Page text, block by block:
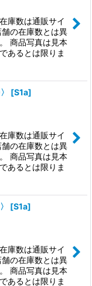
庫数は通販サイ
の在庫数とは異
商品写真は見本
あるとは限りま
[S1a]
庫数は通販サイ
の在庫数とは異
商品写真は見本
あるとは限りま
[S1a]
庫数は通販サイ
の在庫数とは異
商品写真は見本
あるとは限りま